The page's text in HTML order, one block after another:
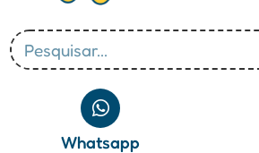
Whatsapp